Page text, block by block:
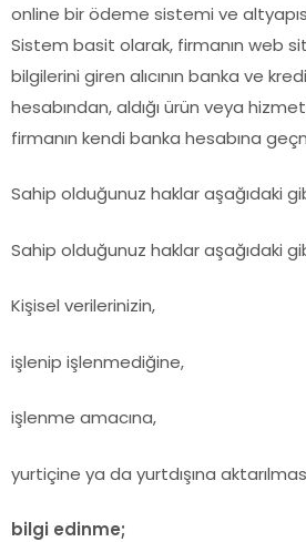
online bir ödeme sistemi ve
Sistem basit olarak, firmanın web
bilgilerini giren alıcının banka ve
hesabından, aldığı ürün veya
firmanın kendi banka hesabına
Sahip olduğunuz haklar aşağıdaki
Sahip olduğunuz haklar aşağıdaki
Kişisel verilerinizin,
işlenip işlenmediğine,
işlenme amacına,
yurtiçine ya da yurtdışına
bilgi edinme;